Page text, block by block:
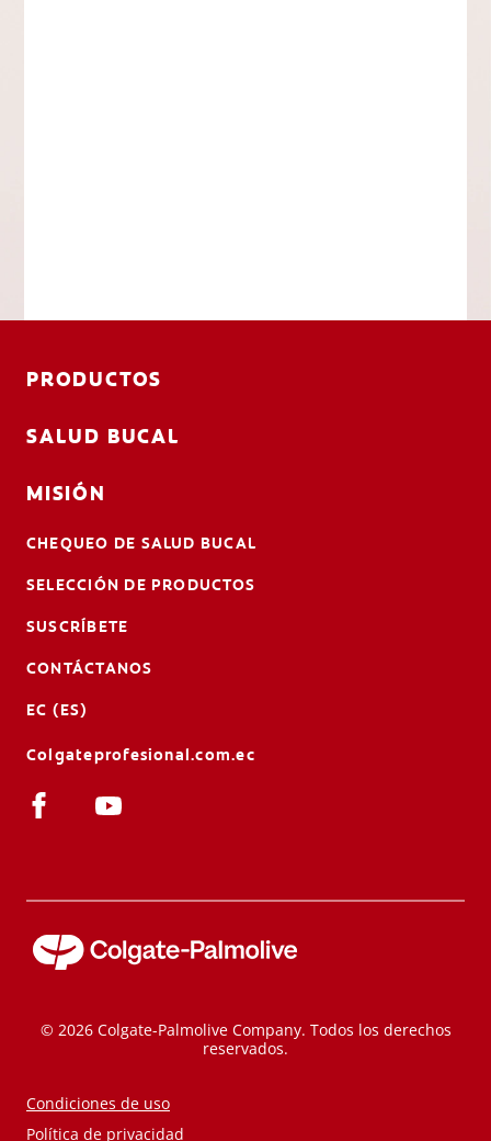
PRODUCTOS
SALUD BUCAL
MISIÓN
CHEQUEO DE SALUD BUCAL
SELECCIÓN DE PRODUCTOS
SUSCRÍBETE
CONTÁCTANOS
EC (ES)
Colgateprofesional.com.ec
© 2026 Colgate-Palmolive Company. Todos los derechos
reservados.
Condiciones de uso
Política de privacidad